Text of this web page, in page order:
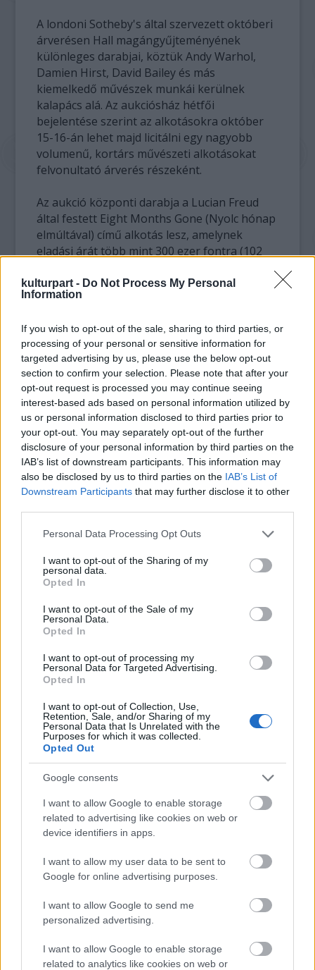
kulturpart - Do Not Process My Personal
Information
If you wish to opt-out of the sale, sharing to third parties, or
processing of your personal or sensitive information for
targeted advertising by us, please use the below opt-out
section to confirm your selection. Please note that after your
opt-out request is processed you may continue seeing
interest-based ads based on personal information utilized by
us or personal information disclosed to third parties prior to
your opt-out. You may separately opt-out of the further
disclosure of your personal information by third parties on the
IAB’s list of downstream participants. This information may
also be disclosed by us to third parties on the IAB’s List of
Downstream Participants that may further disclose it to other
Please note that this website/app uses one or more Google
not limited to your visit or usage behaviour. You may click to
grant or deny consent to Google and its third-party tags to
use your data for below specified purposes in below Google
consent section.
Personal Data Processing Opt Outs
I want to opt-out of the Sharing of my
personal data.
Opted In
I want to opt-out of the Sale of my
Personal Data.
Opted In
I want to opt-out of processing my
Personal Data for Targeted Advertising.
Opted In
I want to opt-out of Collection, Use,
Retention, Sale, and/or Sharing of my
Personal Data that Is Unrelated with the
Purposes for which it was collected.
Opted Out
Google consents
I want to allow Google to enable storage
related to advertising like cookies on web or
device identifiers in apps.
I want to allow my user data to be sent to
Google for online advertising purposes.
I want to allow Google to send me
personalized advertising.
I want to allow Google to enable storage
related to analytics like cookies on web or
A londoni Sotheby's által szervezett októberi
árverésen Hall magángyűjteményének
különleges darabjai, köztük Andy Warhol,
Damien Hirst, David Bailey és más
kiemelkedő művészek munkái kerülnek
kalapács alá. Az aukciósház hétfői
bejelentése szerint az alkotásokra október
15-16-án lehet majd licitálni egy nagyobb
volumenű, kortárs művészeti alkotásokat
felvonultató árverés részeként.
Az aukció központi darabja a Lucian Freud
által festett Eight Months Gone (Nyolc hónap
elmúltával) című alkotás lesz, amelynek
eladási árát több mint 300 ezer fontra (102
Freud, akinek további két alkotása is a Hall-
gyűjtemény részét képezi, sokak szemében
együttes frontemberének, Mick Jaggernek
volt a felesége.
Az 54 éves Hall azt mondta, hogy az örökölt
műalkotások eladásával részint a múltjával is
szakítani akar.
AZ EMBERSÉG ÜNNEPE
„NEM TÖBB EZER EMBERRE UTAZUNK, HANEM
EGY VÁLOGATOTT TÁRSASÁGRA”